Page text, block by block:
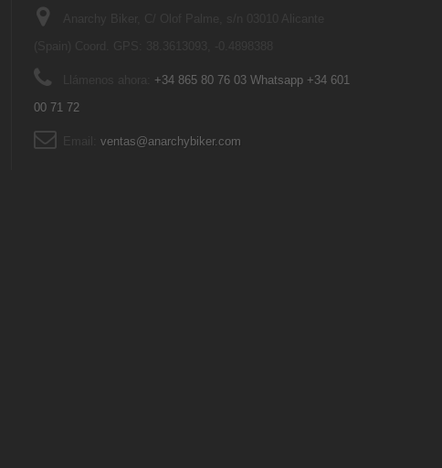
+34 865 80 76 03 Whatsapp +34 601
00 71 72
ventas@anarchybiker.com